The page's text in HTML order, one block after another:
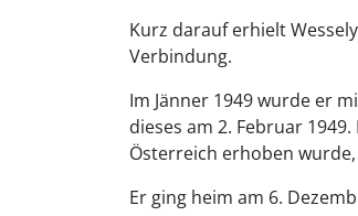
Kurz darauf erhielt
Verbindung.
Im Jänner 1949 wurde er
dieses am 2. Februar
Österreich erhoben
Er ging heim am 6.